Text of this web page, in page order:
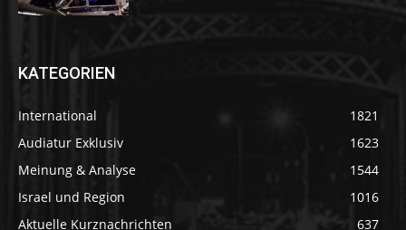
KATEGORIEN
International
1821
Audiatur Exklusiv
1623
Meinung & Analyse
1544
Israel und Region
1016
Aktuelle Kurznachrichten
637